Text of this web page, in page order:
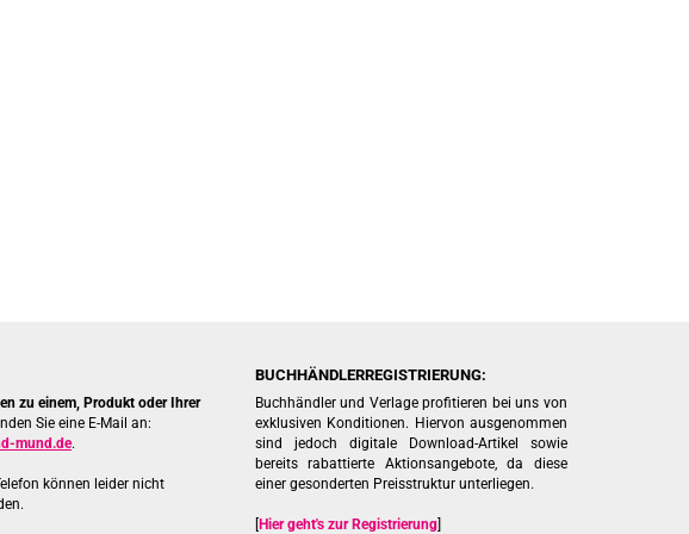
zu einem, Produkt oder Ihrer
Sie eine E-Mail an:
mund.de.
können leider nicht
BUCHHÄNDLERREGISTRIERUNG:
Buchhändler und Verlage profitieren bei uns von
exklusiven Konditionen. Hiervon ausgenommen
sind jedoch digitale Download-Artikel sowie
bereits rabattierte Aktionsangebote, da diese
einer gesonderten Preisstruktur unterliegen.
Hier geht's zur Registrierung]